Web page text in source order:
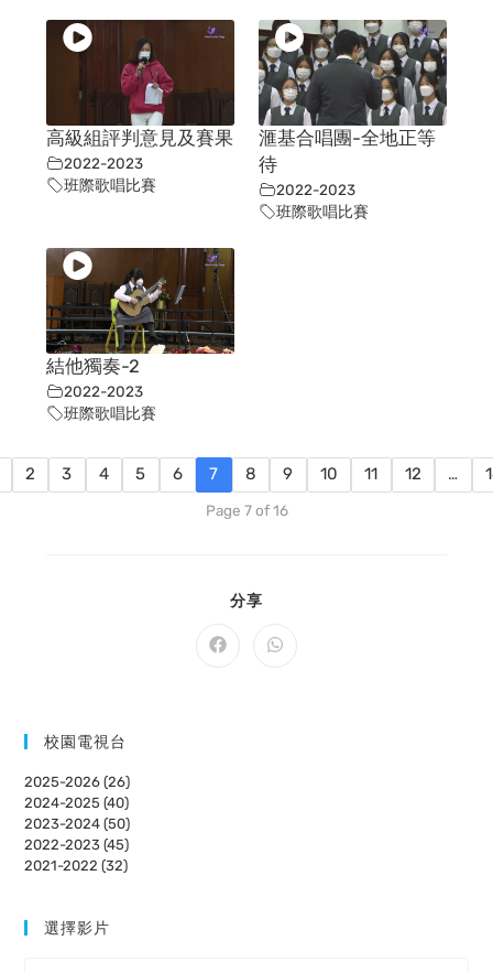
高級組評判意見及賽果
2022-2023
班際歌唱比賽
滙基合唱團-全地正等
待
2022-2023
班際歌唱比賽
結他獨奏-2
2022-2023
班際歌唱比賽
2 3 4 5 6 7 8 9 10 11 12 …
Page 7 of 16
分享
CONTENT
Opens
Opens
校園電視台
2025-2026 (26)
2024-2025 (40)
2023-2024 (50)
2022-2023 (45)
2021-2022 (32)
選擇影片